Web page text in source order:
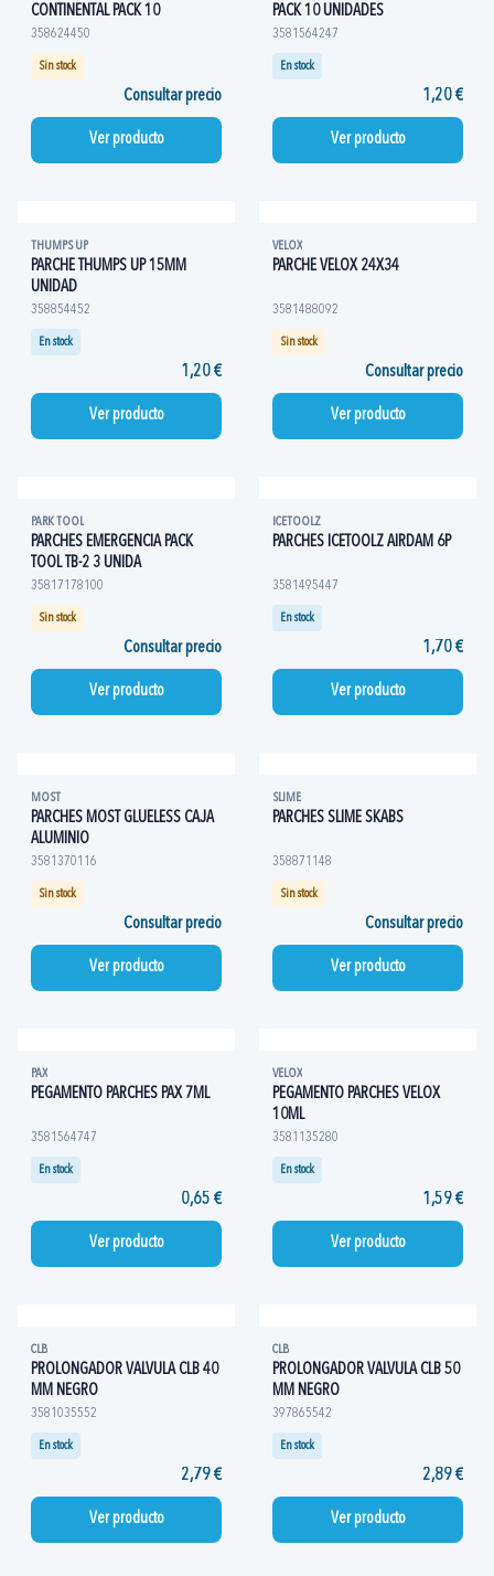
CONTINENTAL PACK 10
358624450
Sin stock
Consultar precio
Ver producto
PACK 10 UNIDADES
3581564247
En stock
1,20 €
Ver producto
THUMPS UP
PARCHE THUMPS UP 15MM
UNIDAD
358854452
En stock
1,20 €
Ver producto
VELOX
PARCHE VELOX 24X34
3581488092
Sin stock
Consultar precio
Ver producto
PARK TOOL
PARCHES EMERGENCIA PACK
TOOL TB-2 3 UNIDA
35817178100
Sin stock
Consultar precio
Ver producto
ICETOOLZ
PARCHES ICETOOLZ AIRDAM 6P
3581495447
En stock
1,70 €
Ver producto
MOST
PARCHES MOST GLUELESS CAJA
ALUMINIO
3581370116
Sin stock
Consultar precio
Ver producto
SLIME
PARCHES SLIME SKABS
358871148
Sin stock
Consultar precio
Ver producto
PAX
PEGAMENTO PARCHES PAX 7ML
3581564747
En stock
0,65 €
Ver producto
VELOX
PEGAMENTO PARCHES VELOX
10ML
3581135280
En stock
1,59 €
Ver producto
CLB
PROLONGADOR VALVULA CLB 40
MM NEGRO
3581035552
En stock
2,79 €
Ver producto
CLB
PROLONGADOR VALVULA CLB 50
MM NEGRO
397865542
En stock
2,89 €
Ver producto